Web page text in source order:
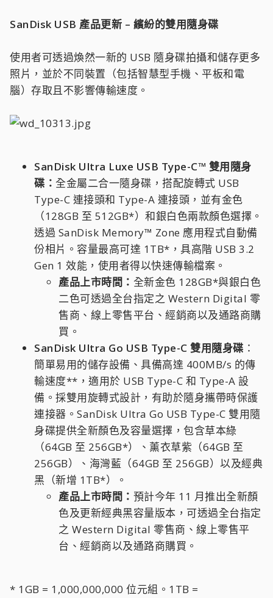
SanDisk USB 產品更新 – 繽紛的雙用隨身碟
使用者可透過煥然一新的 USB 隨身碟拍攝和儲存更多
照片，並於不同裝置（包括智慧型手機、平板和電
腦）存取且不影響傳輸速度。
SanDisk Ultra Luxe USB Type-C™ 雙用隨身
碟： 全金屬二合一隨身碟，搭配旋轉式 USB
Type-C 連接頭和 Type-A 連接頭，並有金色
（128GB 至 512GB*）和銀白色兩款顏色選擇。
透過 SanDisk Memory™ Zone 應用程式自動備
份相片。容量最高可達 1TB*，具高階 USB 3.2
Gen 1 效能，使用者得以快速傳輸檔案。
產品上市時間： 全新金色 128GB*與銀白色
二色可透過全台指定之 Western Digital 零
售商、線上零售平台、經銷商以及通路商購
買。
SanDisk Ultra Go USB Type-C 雙用隨身碟 ：
簡單易用的儲存設備、具備高達 400MB/s 的傳
輸速度**，適用於 USB Type-C 和 Type-A 設
備。採雙用旋轉式設計，有助於隨身攜帶時保護
連接器。SanDisk Ultra Go USB Type-C 雙用隨
身碟提供全新顏色及容量選擇，包含草本綠
（64GB 至 256GB*）、薰衣草紫（64GB 至
256GB）、海灣藍（64GB 至 256GB）以及經典
黑（新增 1TB*）。
產品上市時間： 預計今年 11 月推出全新顏
色及更新經典黑容量版本，可透過全台指定
之 Western Digital 零售商、線上零售平
台、經銷商以及通路商購買。
* 1GB = 1,000,000,000 位元組。1TB =